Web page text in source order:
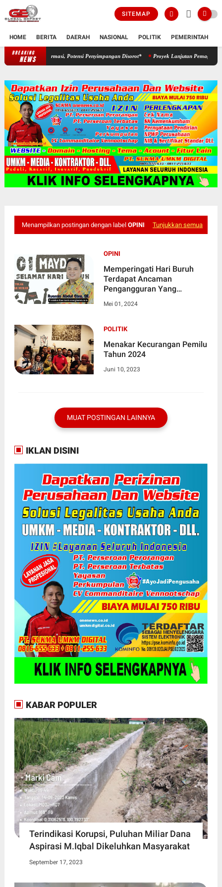
SITEMAP
HOME BERITA DAERAH NASIONAL POLITIK PEMERINTAH
BREAKING
NEWS *Proyek Aspirasi Dewan Diduga Abaikan Keterbukaan Informasi, Potensi
Menampilkan postingan dengan label OPINI Tunjukkan semua
OPINI
Memperingati Hari Buruh
Terdapat Ancaman
Pengangguran Yang
Indonesia
Mei 01, 2024
POLITIK
Menakar Kecurangan Pemilu
Tahun 2024
Juni 10, 2023
MUAT POSTINGAN LAINNYA
IKLAN DISINI
KABAR POPULER
Terindikasi Korupsi, Puluhan Miliar Dana
Aspirasi M.Iqbal Dikeluhkan Masyarakat
September 17, 2023